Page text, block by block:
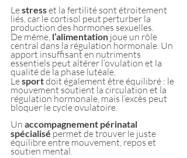
Le stress et la fertilité sont étroitement
liés, car le cortisol peut perturber la
production des hormones sexuelles.
De même, l’alimentation joue un rôle
central dans la régulation hormonale. Un
apport insuffisant en nutriments
essentiels peut altérer l’ovulation et la
qualité de la phase lutéale.
Le sport doit également être équilibré : le
mouvement soutient la circulation et la
régulation hormonale, mais l’excès peut
bloquer le cycle ovulatoire.
Un accompagnement périnatal
spécialisé permet de trouver le juste
équilibre entre mouvement, repos et
soutien mental.